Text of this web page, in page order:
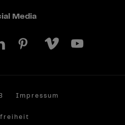
Media
Impressum